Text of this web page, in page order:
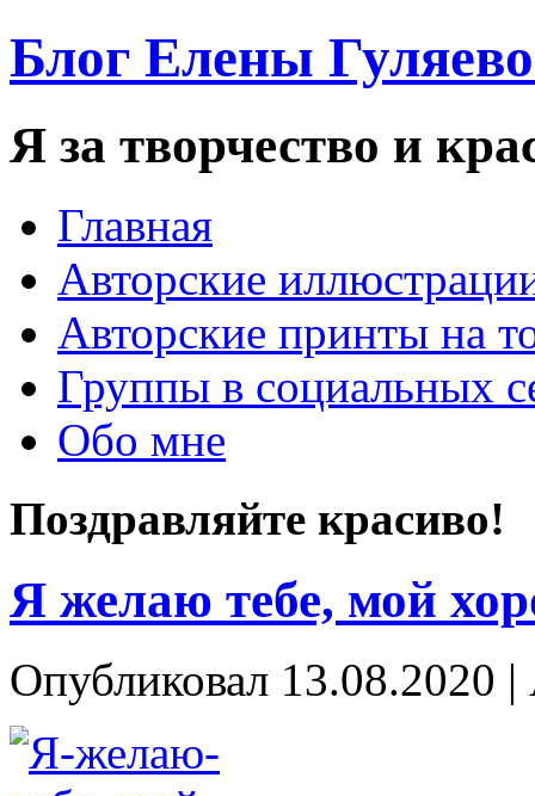
Блог Елены
Я за творчество и
Главная
Авторские
Авторские принты на
Группы в социальных
Обо мне
Поздравляйте красиво!
Я желаю тебе, мой
Опубликовал 13.08.2020 |